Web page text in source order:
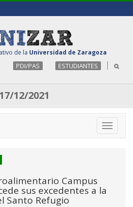
de la Universidad de Zaragoza
PDI/PAS ESTUDIANTES
17/12/2021
Toggle
Campus
sus excedentes a la
Santo Refugio